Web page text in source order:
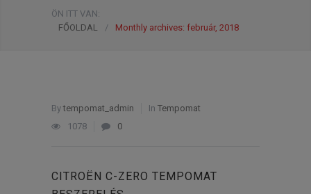
ÖN ITT VAN:
FŐOLDAL
/ Monthly archives: február, 2018
Bytempomat_admin In Tempomat
1078
0
CITROËN C-ZERO TEMPOMAT